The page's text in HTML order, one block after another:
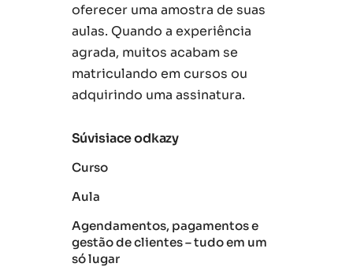
oferecer uma amostra de suas
aulas. Quando a experiência
agrada, muitos acabam se
matriculando em cursos ou
adquirindo uma assinatura.
Súvisiace odkazy
Curso
Aula
Agendamentos, pagamentos e
gestão de clientes – tudo em um
só lugar